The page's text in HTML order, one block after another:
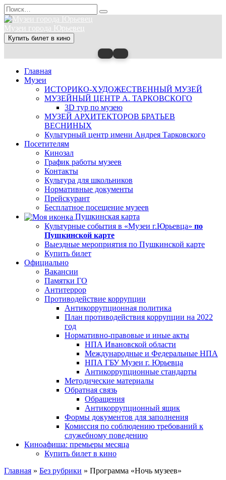
Перейти
к
содержанию
Search
for:
Музеи города Юрьевец
Купить билет в кино
Главная
Музеи
ИСТОРИКО-ХУДОЖЕСТВЕННЫЙ МУЗЕЙ
МУЗЕЙНЫЙ ЦЕНТР А. ТАРКОВСКОГО
3D тур по музею
МУЗЕЙ АРХИТЕКТОРОВ БРАТЬЕВ
ВЕСНИНЫХ
Культурный центр имени Андрея Тарковского
Посетителям
Кинозал
График работы музеев
Контакты
Культура для школьников
Нормативные документы
Прейскурант
Бесплатное посещение музеев
Пушкинская карта
Культурные события в «Музеи г.Юрьевца» по
Пушкинской карте
Выездные мероприятия по Пушкинской карте
Купить билет
Официально
Вакансии
Памятки ГО
Антитеррор
Противодействие коррупции
Антикоррупционная политика
План противодействия коррупции на 2022
год
Нормативно-правовые и иные акты
НПА Ивановской области
Международные и Федеральные НПА
НПА ГБУ Музеи г. Юрьевца
Антикоррупционные стандарты
Методические материалы
Обратная связь
Обращения
Антикоррупционный ящик
Формы документов для заполнения
Комиссия по соблюдению требований к
служебному поведению
Киноафиша: премьеры месяца
Купить билет в кино
Главная » Без рубрики » Программа «Ночь музеев»